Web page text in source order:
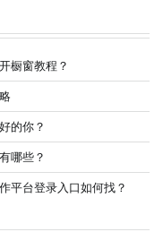
橱窗教程？
的你？
哪些？
平台登录入口如何找？